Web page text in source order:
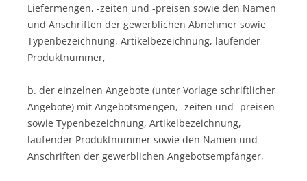
Liefermengen, -zeiten und -preisen sowie den Namen
und Anschriften der gewerblichen Abnehmer sowie
Typenbezeichnung, Artikelbezeichnung, laufender
Produktnummer,
b. der einzelnen Angebote (unter Vorlage schriftlicher
Angebote) mit Angebotsmengen, -zeiten und -preisen
sowie Typenbezeichnung, Artikelbezeichnung,
laufender Produktnummer sowie den Namen und
Anschriften der gewerblichen Angebotsempfänger,